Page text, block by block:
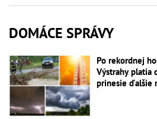
DOMÁCE SPRÁVY
Po rekordnej
Výstrahy platia
prinesie ďalšie